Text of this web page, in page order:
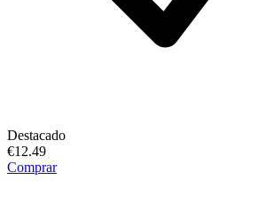
Destacado
€12.49
Comprar